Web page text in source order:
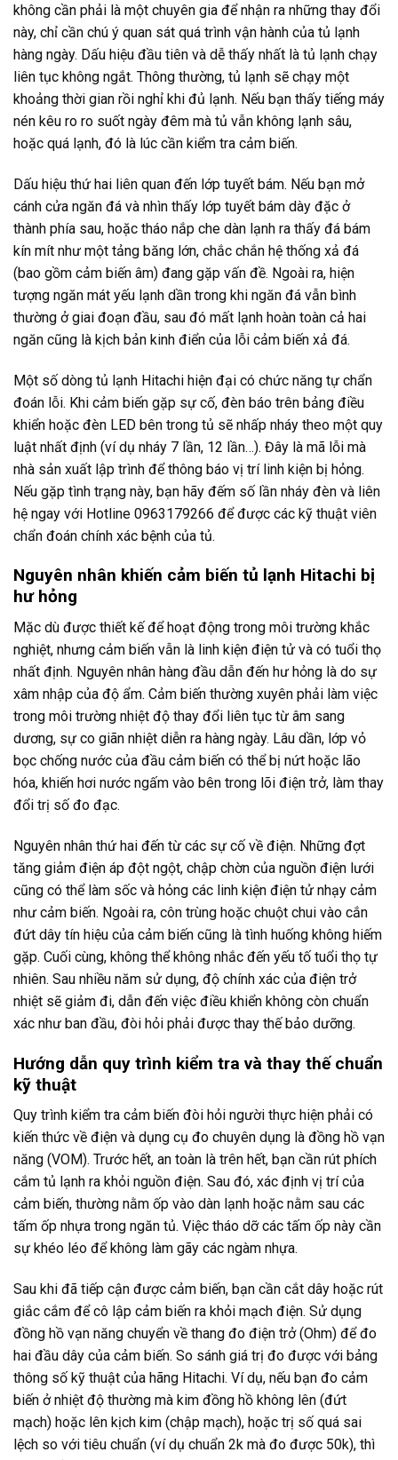
không cần phải là một chuyên gia để nhận ra những thay đổi
này, chỉ cần chú ý quan sát quá trình vận hành của tủ lạnh
hàng ngày. Dấu hiệu đầu tiên và dễ thấy nhất là tủ lạnh chạy
liên tục không ngắt. Thông thường, tủ lạnh sẽ chạy một
khoảng thời gian rồi nghỉ khi đủ lạnh. Nếu bạn thấy tiếng máy
nén kêu ro ro suốt ngày đêm mà tủ vẫn không lạnh sâu,
hoặc quá lạnh, đó là lúc cần kiểm tra cảm biến.
Dấu hiệu thứ hai liên quan đến lớp tuyết bám. Nếu bạn mở
cánh cửa ngăn đá và nhìn thấy lớp tuyết bám dày đặc ở
thành phía sau, hoặc tháo nắp che dàn lạnh ra thấy đá bám
kín mít như một tảng băng lớn, chắc chắn hệ thống xả đá
(bao gồm cảm biến âm) đang gặp vấn đề. Ngoài ra, hiện
tượng ngăn mát yếu lạnh dần trong khi ngăn đá vẫn bình
thường ở giai đoạn đầu, sau đó mất lạnh hoàn toàn cả hai
ngăn cũng là kịch bản kinh điển của lỗi cảm biến xả đá.
Một số dòng tủ lạnh Hitachi hiện đại có chức năng tự chẩn
đoán lỗi. Khi cảm biến gặp sự cố, đèn báo trên bảng điều
khiển hoặc đèn LED bên trong tủ sẽ nhấp nháy theo một quy
luật nhất định (ví dụ nháy 7 lần, 12 lần…). Đây là mã lỗi mà
nhà sản xuất lập trình để thông báo vị trí linh kiện bị hỏng.
Nếu gặp tình trạng này, bạn hãy đếm số lần nháy đèn và liên
hệ ngay với Hotline 0963179266 để được các kỹ thuật viên
chẩn đoán chính xác bệnh của tủ.
Nguyên nhân khiến cảm biến tủ lạnh Hitachi bị
hư hỏng
Mặc dù được thiết kế để hoạt động trong môi trường khắc
nghiệt, nhưng cảm biến vẫn là linh kiện điện tử và có tuổi thọ
nhất định. Nguyên nhân hàng đầu dẫn đến hư hỏng là do sự
xâm nhập của độ ẩm. Cảm biến thường xuyên phải làm việc
trong môi trường nhiệt độ thay đổi liên tục từ âm sang
dương, sự co giãn nhiệt diễn ra hàng ngày. Lâu dần, lớp vỏ
bọc chống nước của đầu cảm biến có thể bị nứt hoặc lão
hóa, khiến hơi nước ngấm vào bên trong lõi điện trở, làm thay
đổi trị số đo đạc.
Nguyên nhân thứ hai đến từ các sự cố về điện. Những đợt
tăng giảm điện áp đột ngột, chập chờn của nguồn điện lưới
cũng có thể làm sốc và hỏng các linh kiện điện tử nhạy cảm
như cảm biến. Ngoài ra, côn trùng hoặc chuột chui vào cắn
đứt dây tín hiệu của cảm biến cũng là tình huống không hiếm
gặp. Cuối cùng, không thể không nhắc đến yếu tố tuổi thọ tự
nhiên. Sau nhiều năm sử dụng, độ chính xác của điện trở
nhiệt sẽ giảm đi, dẫn đến việc điều khiển không còn chuẩn
xác như ban đầu, đòi hỏi phải được thay thế bảo dưỡng.
Hướng dẫn quy trình kiểm tra và thay thế chuẩn
kỹ thuật
Quy trình kiểm tra cảm biến đòi hỏi người thực hiện phải có
kiến thức về điện và dụng cụ đo chuyên dụng là đồng hồ vạn
năng (VOM). Trước hết, an toàn là trên hết, bạn cần rút phích
cắm tủ lạnh ra khỏi nguồn điện. Sau đó, xác định vị trí của
cảm biến, thường nằm ốp vào dàn lạnh hoặc nằm sau các
tấm ốp nhựa trong ngăn tủ. Việc tháo dỡ các tấm ốp này cần
sự khéo léo để không làm gãy các ngàm nhựa.
Sau khi đã tiếp cận được cảm biến, bạn cần cắt dây hoặc rút
giắc cắm để cô lập cảm biến ra khỏi mạch điện. Sử dụng
đồng hồ vạn năng chuyển về thang đo điện trở (Ohm) để đo
hai đầu dây của cảm biến. So sánh giá trị đo được với bảng
thông số kỹ thuật của hãng Hitachi. Ví dụ, nếu bạn đo cảm
biến ở nhiệt độ thường mà kim đồng hồ không lên (đứt
mạch) hoặc lên kịch kim (chập mạch), hoặc trị số quá sai
lệch so với tiêu chuẩn (ví dụ chuẩn 2k mà đo được 50k), thì